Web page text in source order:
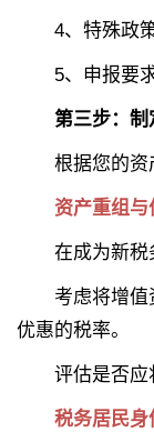
4、 特殊政
5、 申报要
第三步：制
根据您的资产
资产重组与
在成为新税务
考虑将增值资
优惠的税率。
评估是否应将
税务居民身